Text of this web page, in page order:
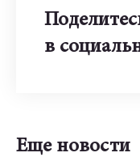
в
Еще новости